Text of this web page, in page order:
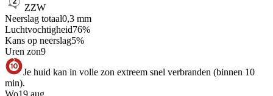
ZZW
Neerslag totaal0,3 mm
Luchtvochtigheid76%
Kans op neerslag5%
Uren zon9
Je huid kan in volle zon extreem snel verbranden (binnen 10
min).